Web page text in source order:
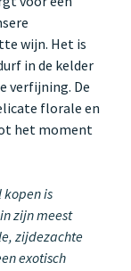
wijn. Het is
in de kelder
verfijning. De
florale en
het moment
kopen is
zijn meest
zijdezachte
exotisch